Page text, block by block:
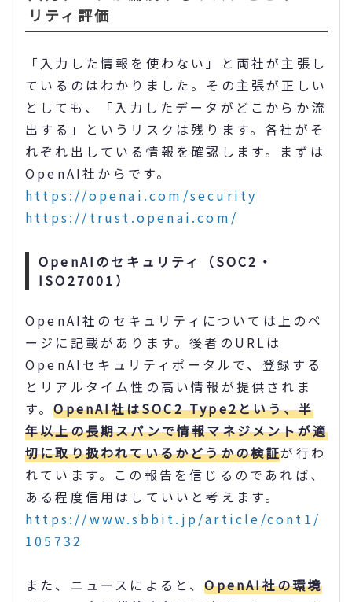
リティ評価
「入力した情報を使わない」と両社が主張し
ているのはわかりました。その主張が正しい
としても、「入力したデータがどこからか流
出する」というリスクは残ります。各社がそ
れぞれ出している情報を確認します。まずは
OpenAI社からです。
https://openai.com/security
https://trust.openai.com/
OpenAIのセキュリティ（SOC2・
ISO27001）
OpenAI社のセキュリティについては上のペ
ージに記載があります。後者のURLは
OpenAIセキュリティポータルで、登録する
とリアルタイム性の高い情報が提供されま
す。OpenAI社はSOC2 Type2という、半
年以上の長期スパンで情報マネジメントが適
切に取り扱われているかどうかの検証が行わ
れています。この報告を信じるのであれば、
ある程度信用はしていいと考えます。
https://www.sbbit.jp/article/cont1/
105732
また、ニュースによると、OpenAI社の環境